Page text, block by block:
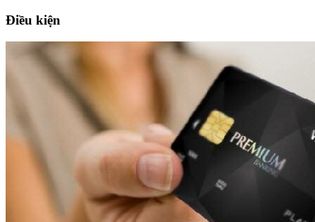
Điều kiện